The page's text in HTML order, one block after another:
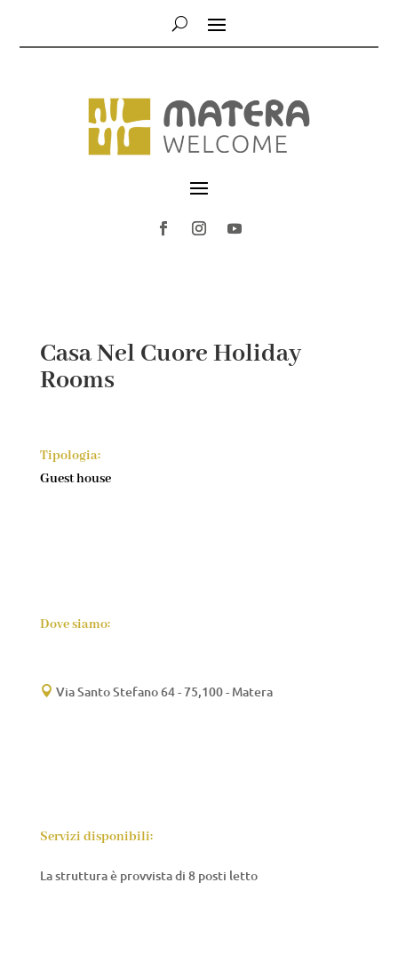
Casa Nel Cuore Holiday
Rooms
Tipologia:
Guest house
Dove siamo:
 Via Santo Stefano 64 - 75,100 - Matera
Servizi disponibili:
La struttura è provvista di 8 posti letto